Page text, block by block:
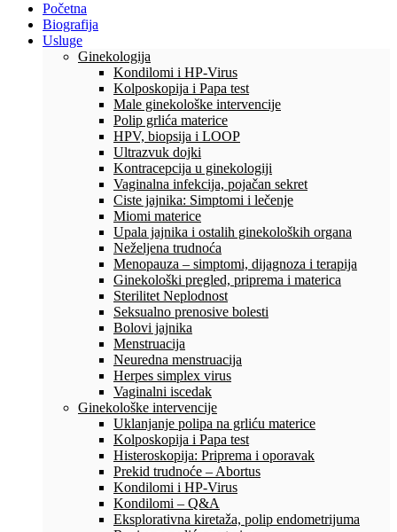
Početna
Biografija
Usluge
Ginekologija
Kondilomi i HP-Virus
Kolposkopija i Papa test
Male ginekološke intervencije
Polip grlića materice
HPV, biopsija i LOOP
Ultrazvuk dojki
Kontracepcija u ginekologiji
Vaginalna infekcija, pojačan sekret
Ciste jajnika: Simptomi i lečenje
Miomi materice
Upala jajnika i ostalih ginekoloških organa
Neželjena trudnoća
Menopauza – simptomi, dijagnoza i terapija
Ginekološki pregled, priprema i materica
Sterilitet Neplodnost
Seksualno prenosive bolesti
Bolovi jajnika
Menstruacija
Neuredna menstruacija
Herpes simplex virus
Vaginalni iscedak
Ginekološke intervencije
Uklanjanje polipa na grliću materice
Kolposkopija i Papa test
Histeroskopija: Priprema i oporavak
Prekid trudnoće – Abortus
Kondilomi i HP-Virus
Kondilomi – Q&A
Eksplorativna kiretaža, polip endometrijuma